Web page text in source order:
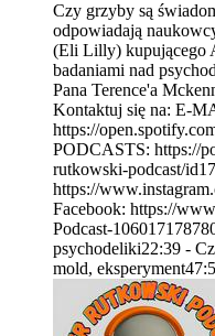
Czy grzyby są
odpowiadają
(Eli Lilly) kupującego
badaniami nad
Pana Terence'a
Kontaktuj się na: E-
https://
PODCASTS: https://
rutkowski-podcast/
https://
Facebook: https://
Podcast-
psychodeliki22:39 -
mold,